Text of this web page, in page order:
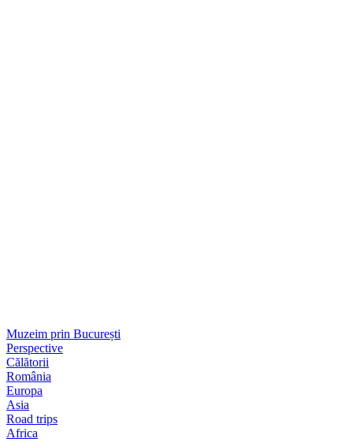
Muzeim prin București
Perspective
Călătorii
România
Europa
Asia
Road trips
Africa